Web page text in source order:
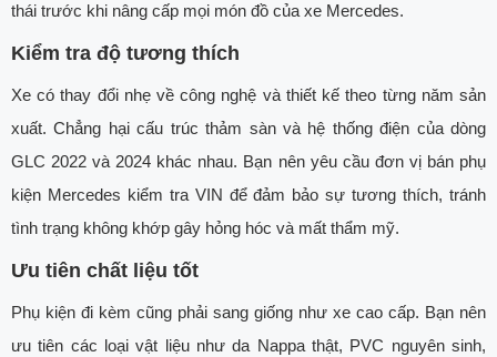
thái trước khi nâng cấp mọi món đồ của xe Mercedes.
Kiểm tra độ tương thích
Xe có thay đổi nhẹ về công nghệ và thiết kế theo từng năm sản
xuất. Chẳng hại cấu trúc thảm sàn và hệ thống điện của dòng
GLC 2022 và 2024 khác nhau. Bạn nên yêu cầu đơn vị bán phụ
kiện Mercedes kiểm tra VIN để đảm bảo sự tương thích, tránh
tình trạng không khớp gây hỏng hóc và mất thẩm mỹ.
Ưu tiên chất liệu tốt
Phụ kiện đi kèm cũng phải sang giống như xe cao cấp. Bạn nên
ưu tiên các loại vật liệu như da Nappa thật, PVC nguyên sinh,